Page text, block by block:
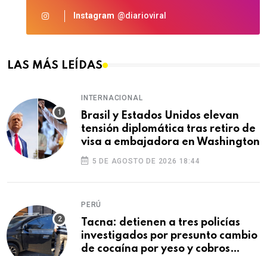
Instagram @diarioviral
LAS MÁS LEÍDAS
INTERNACIONAL
Brasil y Estados Unidos elevan
tensión diplomática tras retiro de
visa a embajadora en Washington
5 DE AGOSTO DE 2026 18:44
PERÚ
Tacna: detienen a tres policías
investigados por presunto cambio
de cocaína por yeso y cobros